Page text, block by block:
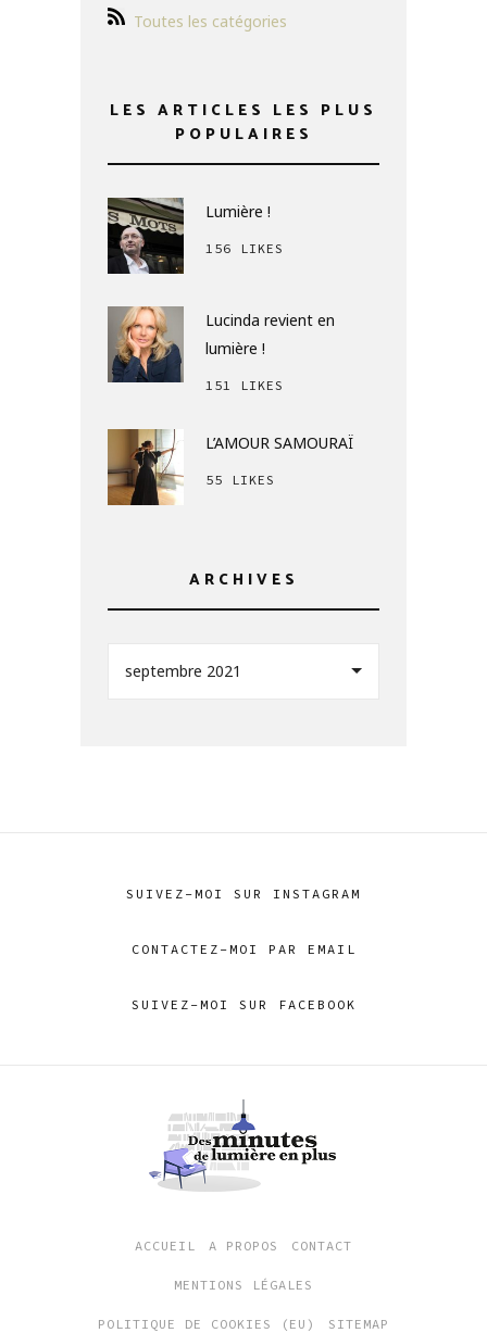
Toutes les catégories
LES ARTICLES LES PLUS
POPULAIRES
Lumière !
156 LIKES
Lucinda revient en
lumière !
151 LIKES
L’AMOUR SAMOURAÏ
55 LIKES
ARCHIVES
septembre 2021
SUIVEZ-MOI SUR INSTAGRAM
CONTACTEZ-MOI PAR EMAIL
SUIVEZ-MOI SUR FACEBOOK
ACCUEIL A PROPOS CONTACT
MENTIONS LÉGALES
POLITIQUE DE COOKIES (EU) SITEMAP